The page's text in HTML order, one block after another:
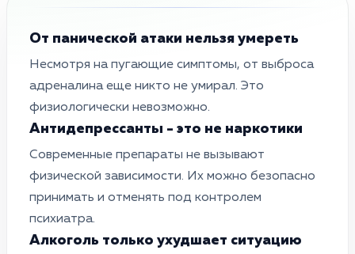
От панической атаки нельзя умереть
Несмотря на пугающие симптомы, от выброса
адреналина еще никто не умирал. Это
физиологически невозможно.
Антидепрессанты - это не наркотики
Современные препараты не вызывают
физической зависимости. Их можно безопасно
принимать и отменять под контролем
психиатра.
Алкоголь только ухудшает ситуацию